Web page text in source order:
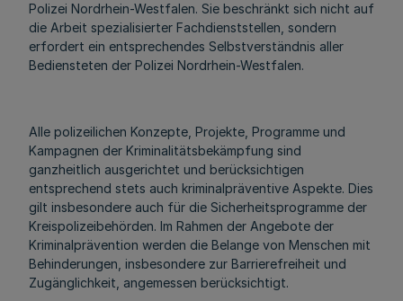
Polizei Nordrhein-Westfalen. Sie beschränkt sich nicht auf
die Arbeit spezialisierter Fachdienststellen, sondern
erfordert ein entsprechendes Selbstverständnis aller
Bediensteten der Polizei Nordrhein-Westfalen.
Alle polizeilichen Konzepte, Projekte, Programme und
Kampagnen der Kriminalitätsbekämpfung sind
ganzheitlich ausgerichtet und berücksichtigen
entsprechend stets auch kriminalpräventive Aspekte. Dies
gilt insbesondere auch für die Sicherheitsprogramme der
Kreispolizeibehörden. Im Rahmen der Angebote der
Kriminalprävention werden die Belange von Menschen mit
Behinderungen, insbesondere zur Barrierefreiheit und
Zugänglichkeit, angemessen berücksichtigt.